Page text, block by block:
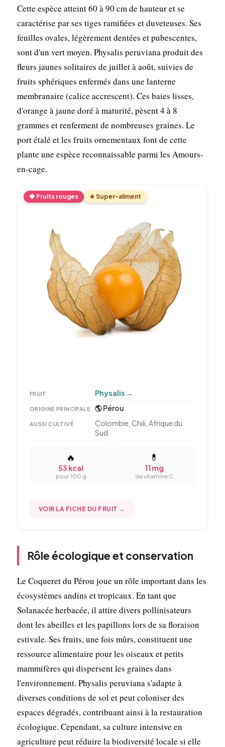
Cette espèce atteint 60 à 90 cm de hauteur et se
caractérise par ses tiges ramifiées et duveteuses. Ses
feuilles ovales, légèrement dentées et pubescentes,
sont d'un vert moyen. Physalis peruviana produit des
fleurs jaunes solitaires de juillet à août, suivies de
fruits sphériques enfermés dans une lanterne
membranaire (calice accrescent). Ces baies lisses,
d'orange à jaune doré à maturité, pèsent 4 à 8
grammes et renferment de nombreuses graines. Le
port étalé et les fruits ornementaux font de cette
plante une espèce reconnaissable parmi les Amours-
en-cage.
🍓 Fruits rouges ★ Super-aliment
FRUIT Physalis →
ORIGINE PRINCIPALE 🌎 Pérou
AUSSI CULTIVÉ
Colombie, Chili, Afrique du
Sud
🔥
53 kcal
pour 100 g
💊
11 mg
de vitamine C
VOIR LA FICHE DU FRUIT →
Rôle écologique et conservation
Le Coqueret du Pérou joue un rôle important dans les
écosystèmes andins et tropicaux. En tant que
Solanacée herbacée, il attire divers pollinisateurs
dont les abeilles et les papillons lors de sa floraison
estivale. Ses fruits, une fois mûrs, constituent une
ressource alimentaire pour les oiseaux et petits
mammifères qui dispersent les graines dans
l'environnement. Physalis peruviana s'adapte à
diverses conditions de sol et peut coloniser des
espaces dégradés, contribuant ainsi à la restauration
écologique. Cependant, sa culture intensive en
agriculture peut réduire la biodiversité locale si elle